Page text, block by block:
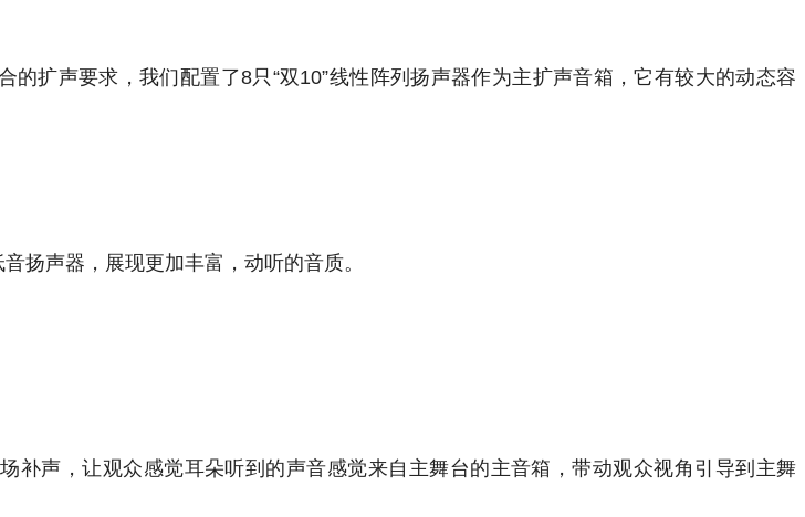
扩声要求，我们配置了8只“双10”线性阵列扬声器作为主扩声音箱，它有较大的动态容
扬声器，展现更加丰富，动听的音质。
补声，让观众感觉耳朵听到的声音感觉来自主舞台的主音箱，带动观众视角引导到主舞